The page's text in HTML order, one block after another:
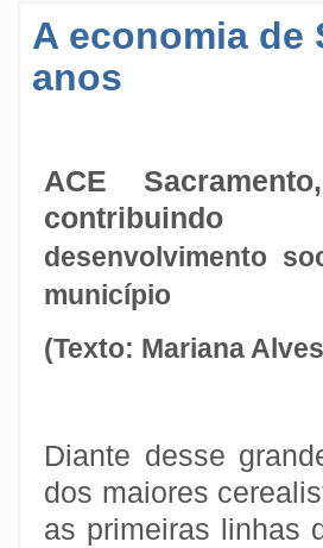
A economia de
anos
ACE
desenvolvimento
município
(Texto: Mariana
Diante desse
dos maiores
as primeiras linhas